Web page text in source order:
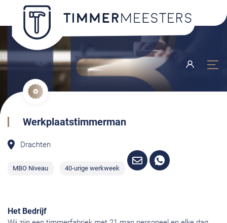
Werkplaatstimmerman
Drachten
MBO Niveau 40-urige werkweek
Het Bedrijf